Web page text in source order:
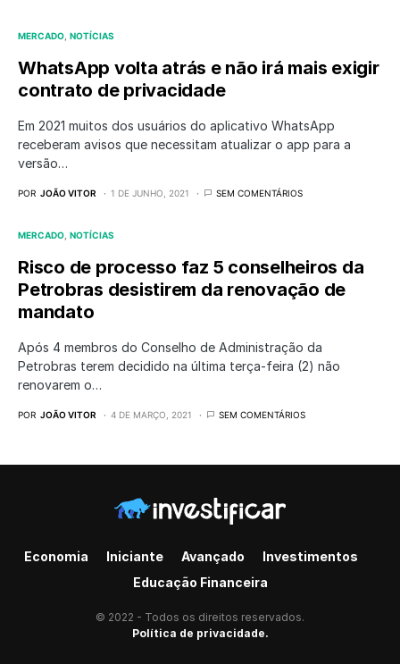
MERCADO NOTÍCIAS
WhatsApp volta atrás e não irá mais exigir
contrato de privacidade
Em 2021 muitos dos usuários do aplicativo WhatsApp
receberam avisos que necessitam atualizar o app para a
versão…
POR JOÃO VITOR 1 DE JUNHO, 2021 SEM COMENTÁRIOS
MERCADO NOTÍCIAS
Risco de processo faz 5 conselheiros da
Petrobras desistirem da renovação de
mandato
Após 4 membros do Conselho de Administração da
Petrobras terem decidido na última terça-feira (2) não
renovarem o…
POR JOÃO VITOR 4 DE MARÇO, 2021 SEM COMENTÁRIOS
Economia Iniciante Avançado
Investimentos
Educação Financeira
© 2022 - Todos os direitos reservados.
Política de privacidade.